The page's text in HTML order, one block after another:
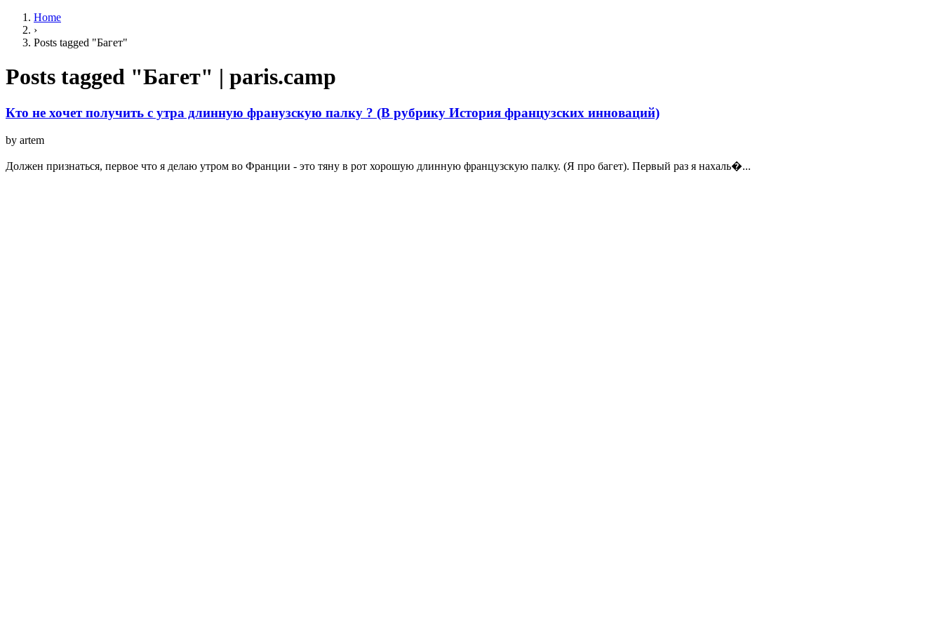
Home
›
Posts tagged "Багет"
Posts tagged "Багет" | paris.camp
Кто не хочет получить с утра длинную франузскую палку ? (В рубрику История французских инноваций)
by artem
Должен признаться, первое что я делаю утром во Франции - это тяну в рот хорошую длинную французскую палку. (Я про багет). Первый раз я нахаль�...